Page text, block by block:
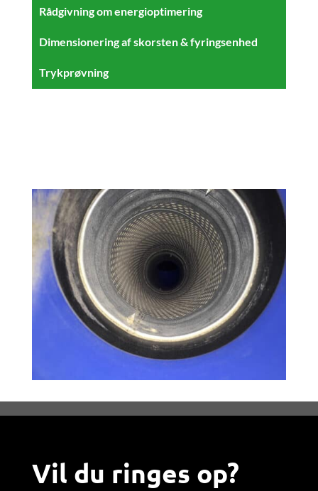
Rådgivning om energioptimering
Dimensionering af skorsten & fyringsenhed
Trykprøvning
Vil du ringes op?